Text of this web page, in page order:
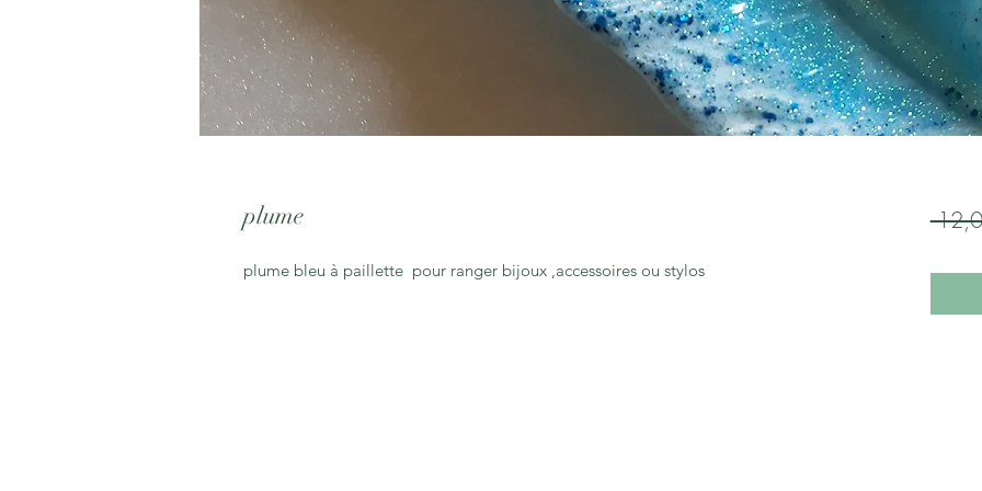
plume
plume bleu à paillette pour ranger bijoux ,accessoires ou stylos